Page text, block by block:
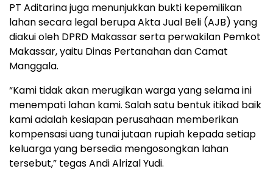
PT Aditarina juga menunjukkan bukti kepemilikan
lahan secara legal berupa Akta Jual Beli (AJB) yang
diakui oleh DPRD Makassar serta perwakilan Pemkot
Makassar, yaitu Dinas Pertanahan dan Camat
Manggala.
“Kami tidak akan merugikan warga yang selama ini
menempati lahan kami. Salah satu bentuk itikad baik
kami adalah kesiapan perusahaan memberikan
kompensasi uang tunai jutaan rupiah kepada setiap
keluarga yang bersedia mengosongkan lahan
tersebut,” tegas Andi Alrizal Yudi.